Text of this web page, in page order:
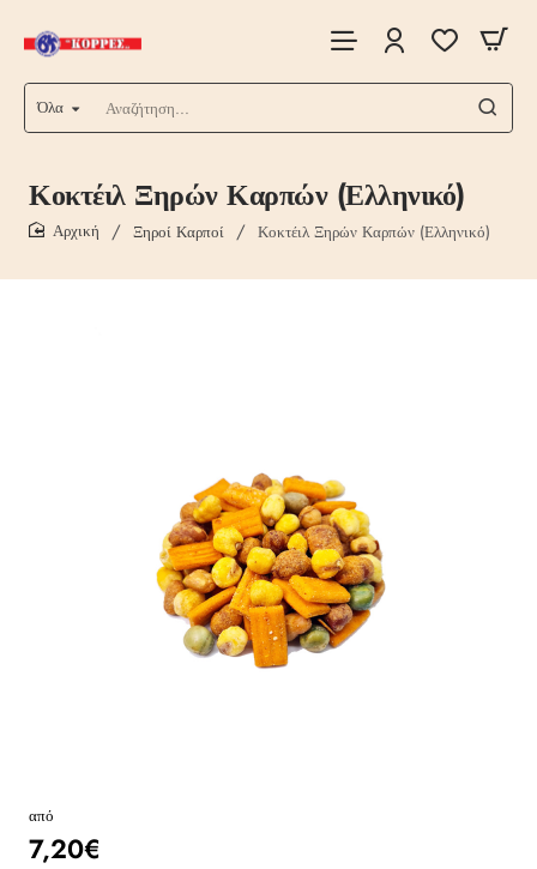
Όλα
Αναζήτηση...
Κοκτέιλ Ξηρών Καρπών (Ελληνικό)
Ξηροί Καρποί Κοκτέιλ Ξηρών Καρπών (Ελληνικό)
από
7,20€